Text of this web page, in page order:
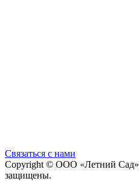
Cвязаться с нами
Copyright © ООО «Летний Сад»
защищены.